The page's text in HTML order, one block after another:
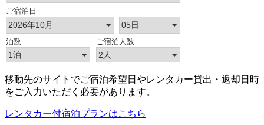
移動先のサイトでご宿泊希望日やレンタカー貸出・返却日時
をご入力いただく必要があります。
レンタカー付宿泊プランはこちら